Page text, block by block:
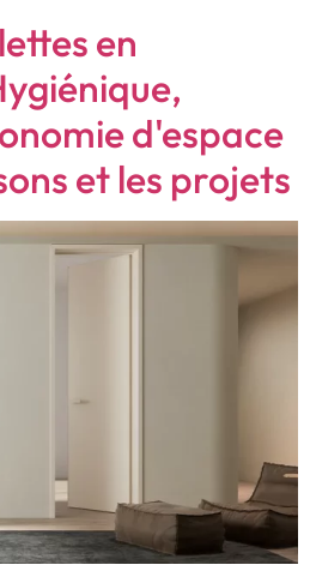
en
d'espace
et les projets